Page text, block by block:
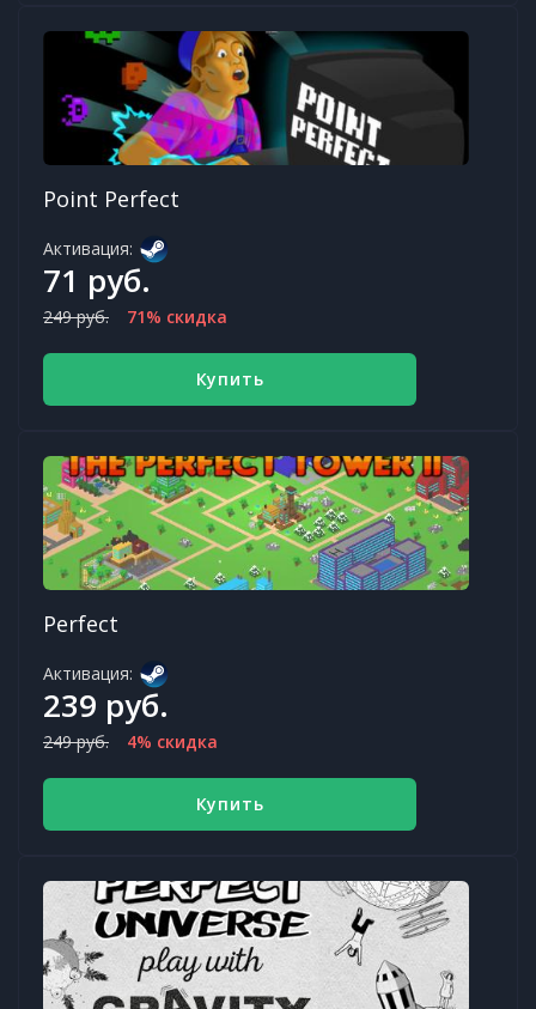
Point Perfect
Активация:
71 руб.
249 руб. 71% скидка
Купить
Perfect
Активация:
239 руб.
249 руб. 4% скидка
Купить